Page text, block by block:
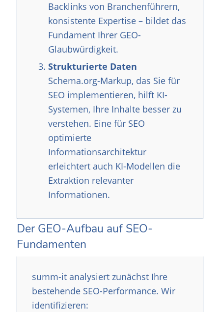
Backlinks von Branchenführern,
konsistente Expertise – bildet das
Fundament Ihrer GEO-
Glaubwürdigkeit.
Strukturierte Daten
Schema.org-Markup, das Sie für
SEO implementieren, hilft KI-
Systemen, Ihre Inhalte besser zu
verstehen. Eine für SEO
optimierte
Informationsarchitektur
erleichtert auch KI-Modellen die
Extraktion relevanter
Informationen.
Der GEO-Aufbau auf SEO-
Fundamenten
summ-it analysiert zunächst Ihre
bestehende SEO-Performance. Wir
identifizieren: